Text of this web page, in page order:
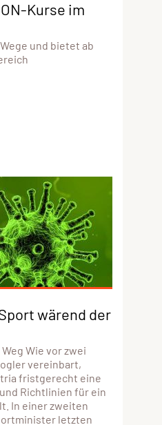
Kurse im
und bietet ab
wärend der
Wie vor zwei
vereinbart,
fristgerecht eine
Richtlinien für ein
In einer zweiten
letzten